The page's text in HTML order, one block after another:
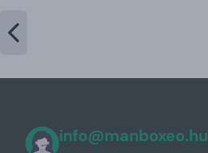
info@manboxeo.hu